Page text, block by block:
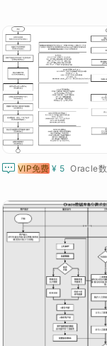
 VIP免费 ¥ 5